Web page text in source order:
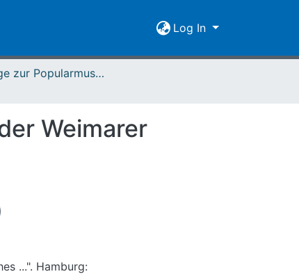
Log In
Beiträge zur Popularmusikforschung 15/16 (1995)
Weimarer
...". Hamburg: